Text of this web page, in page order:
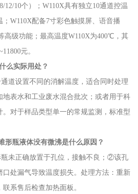
12/10个）；W110X具有独立10通道控温
W110X配备7寸彩色触摸屏、语音播
高级功能；最高温度W110X为400℃，其
元。
么实际用处？
道设置不同的消解温度，适合同时处理
地表水和工业废水混合批次；或者用于科
对于样品类型单一的常规监测，标准型
形瓶液体没有微沸是什么原因？
未正确放置于孔位，接触不良；②该孔
处漏气导致温度损失。处理方法：重新
系售后检查加热面板。